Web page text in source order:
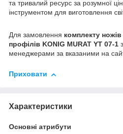
та тривалий ресурс за розумної
інструментом для виготовлення
Для замовлення комплекту
профілів KONIG MURAT YT 07-1
менеджерами за вказаними на
Приховати
Характеристики
Основні атрибути